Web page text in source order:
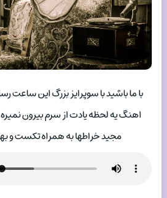
با ما باشید با سوپرایز بزرگ این ساعت
اهنگ یه لحظه یادت از سرم بیرون
مجید خراطها به همراه تکست و